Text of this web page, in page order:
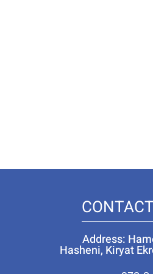
Address:
Hasheni, Kiryat